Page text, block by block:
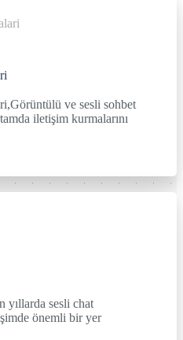
ve sesli sohbet
iletişim kurmalarını
yıllarda sesli chat
önemli bir yer